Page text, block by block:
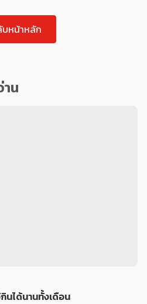
หน้าหลัก
น
นได้นานทั้งเดือน